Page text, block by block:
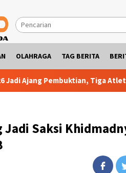
OLAHRAGA TAG BERITA
Tiga Atlet SMPN 2 Praya
Saksi